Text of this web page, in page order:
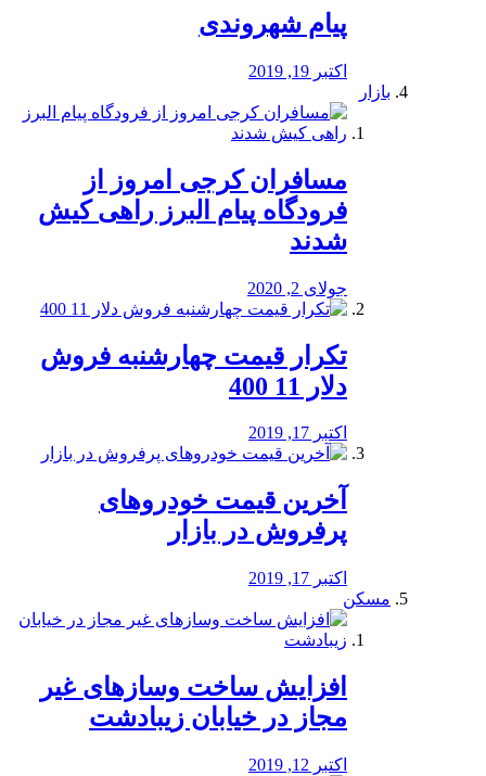
پیام شهروندی
اکتبر 19, 2019
بازار
مسافران کرجی امروز از
فرودگاه پیام البرز راهی کیش
شدند
جولای 2, 2020
تکرار قیمت چهارشنبه فروش
دلار 11 400
اکتبر 17, 2019
آخرین قیمت خودرو‌های
پرفروش در بازار
اکتبر 17, 2019
مسکن
افزایش ساخت وسازهای غیر
مجاز در خیابان زیبادشت
اکتبر 12, 2019